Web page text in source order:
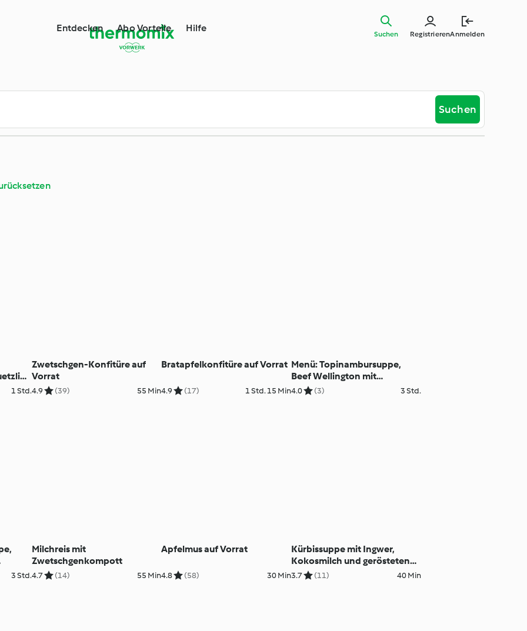
Entdecken Abo Vorteile Hilfe
RegistrierenAnmelden
Suchen
Suchen
1 Std.
Zwetschgen-Konfitüre auf
Vorrat
4.9 (39) 55 Min
Bratapfelkonfitüre auf Vorrat
4.9 (17) 1 Std. 15 Min
Menü: Topinambursuppe,
Beef Wellington mit
Ofengemüse, Lebkuchentrifle
4.0 (3) 3 Std.
3 Std.
Milchreis mit
Zwetschgenkompott
4.7 (14) 55 Min
Apfelmus auf Vorrat
4.8 (58) 30 Min
Kürbissuppe mit Ingwer,
Kokosmilch und gerösteten
Kichererbsen (12 Portionen)
3.7 (11) 40 Min